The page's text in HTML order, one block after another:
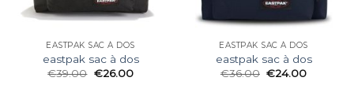
EASTPAK SAC À DOS
eastpak sac à dos
€39.00 €26.00
EASTPAK SAC À DOS
eastpak sac à dos
€36.00 €24.00